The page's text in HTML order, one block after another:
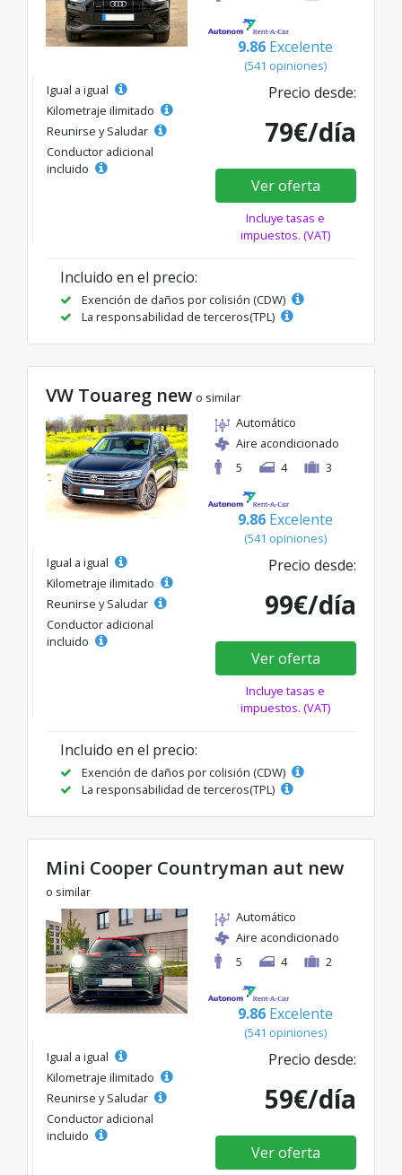
9.86 Excelente
(541 opiniones)
Igual a igual
Kilometraje ilimitado
Reunirse y Saludar
Conductor adicional
incluido
Precio desde:
79€/día
Ver oferta
Incluye tasas e
impuestos. (VAT)
Incluido en el precio:
Exención de daños por colisión (CDW)
La responsabilidad de terceros(TPL)
VW Touareg new o similar
Automático
Aire acondicionado
5
4 3
9.86 Excelente
(541 opiniones)
Igual a igual
Kilometraje ilimitado
Reunirse y Saludar
Conductor adicional
incluido
Precio desde:
99€/día
Ver oferta
Incluye tasas e
impuestos. (VAT)
Incluido en el precio:
Exención de daños por colisión (CDW)
La responsabilidad de terceros(TPL)
Mini Cooper Countryman aut new
o similar
Automático
Aire acondicionado
5
4 2
9.86 Excelente
(541 opiniones)
Igual a igual
Kilometraje ilimitado
Reunirse y Saludar
Conductor adicional
incluido
Precio desde:
59€/día
Ver oferta